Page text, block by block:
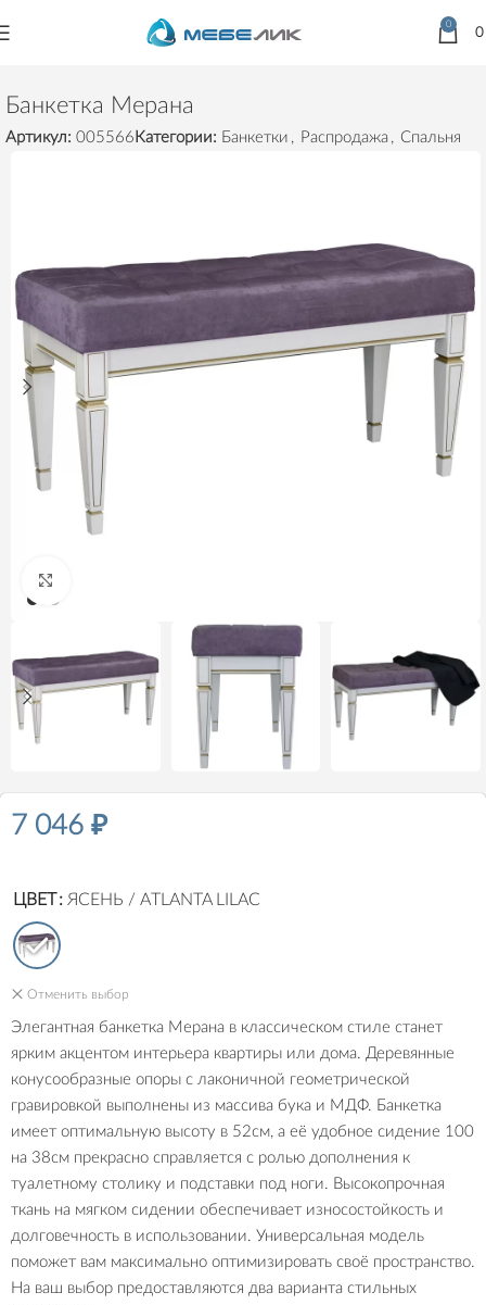
0
Банкетка Мерана
Артикул: 005566 Категории: Банкетки , Распродажа , Спальня
7 046 ₽
ЦВЕТ ЯСЕНЬ / ATLANTA LILAC
Отменить выбор
Элегантная банкетка Мерана в классическом стиле станет
ярким акцентом интерьера квартиры или дома. Деревянные
конусообразные опоры с лаконичной геометрической
гравировкой выполнены из массива бука и МДФ. Банкетка
имеет оптимальную высоту в 52см, а её удобное сидение 100
на 38см прекрасно справляется с ролью дополнения к
туалетному столику и подставки под ноги. Высокопрочная
ткань на мягком сидении обеспечивает износостойкость и
долговечность в использовании. Универсальная модель
поможет вам максимально оптимизировать своё пространство.
На ваш выбор предоставляются два варианта стильных